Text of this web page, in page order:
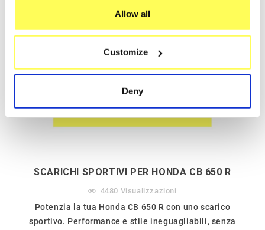
If you allow, we would also like to:
Identify your device by actively scanning it for
specific characteristics (fingerprinting)
and set your preferences in the
We use cookies to personalise content and ads, to
our social media, advertising and analytics partners who
of their services.
Allow all
Customize
Deny
SCARICHI SPORTIVI PER HONDA CB 650 R
4480 Visualizzazioni
Potenzia la tua Honda CB 650 R con uno scarico
sportivo. Performance e stile ineguagliabili, senza